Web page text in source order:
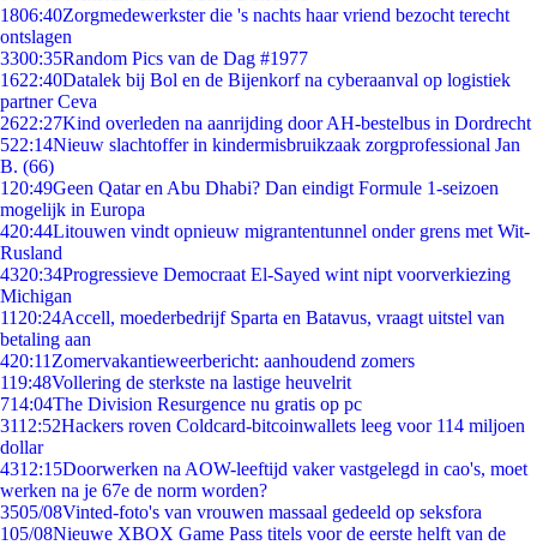
1806:40Zorgmedewerkster die 's nachts haar vriend bezocht terecht
ontslagen
3300:35Random Pics van de Dag #1977
1622:40Datalek bij Bol en de Bijenkorf na cyberaanval op logistiek
partner Ceva
2622:27Kind overleden na aanrijding door AH-bestelbus in Dordrecht
522:14Nieuw slachtoffer in kindermisbruikzaak zorgprofessional Jan
B. (66)
1 20:49Geen Qatar en Abu Dhabi? Dan eindigt Formule 1-seizoen
mogelijk in Europa
420:44Litouwen vindt opnieuw migrantentunnel onder grens met Wit-
Rusland
4320:34Progressieve Democraat El-Sayed wint nipt voorverkiezing
Michigan
11 20:24Accell, moederbedrijf Sparta en Batavus, vraagt uitstel van
betaling aan
420:11 Zomervakantieweerbericht: aanhoudend zomers
119:48Vollering de sterkste na lastige heuvelrit
714:04The Division Resurgence nu gratis op pc
3112:52Hackers roven Coldcard-bitcoinwallets leeg voor 114 miljoen
dollar
4312:15Doorwerken na AOW-leeftijd vaker vastgelegd in cao's, moet
werken na je 67e de norm worden?
3505/08Vinted-foto's van vrouwen massaal gedeeld op seksfora
105/08Nieuwe XBOX Game Pass titels voor de eerste helft van de